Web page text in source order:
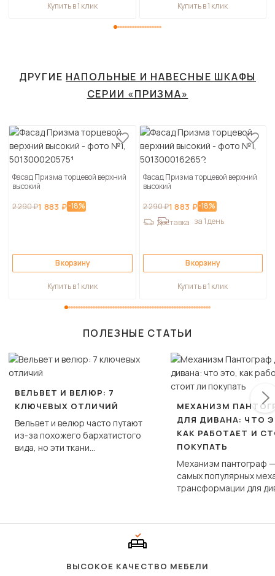
Купить в 1 клик Купить в 1 клик
ДРУГИЕ НАПОЛЬНЫЕ И НАВЕСНЫЕ ШКАФЫ
СЕРИИ «ПРИЗМА»
Фасад Призма торцевой верхний
высокий
2 290 ₽1 883 ₽-18%
В корзину
Купить в 1 клик
Фасад Призма торцевой верхний
высокий
2 290 ₽1 883 ₽-18%
Доставка за 1 день
В корзину
Купить в 1 клик
ПОЛЕЗНЫЕ СТАТЬИ
ВЕЛЬВЕТ И ВЕЛЮР: 7
КЛЮЧЕВЫХ ОТЛИЧИЙ
Вельвет и велюр часто путают
из-за похожего бархатистого
вида, но эти ткани
МЕХАНИЗМ
ДЛЯ ДИВАНА: ЧТО
КАК РАБОТАЕТ И
ПОКУПАТЬ
Механизм пантограф
самых популярных
трансформации для
сиденье не
дугообразной
ВЫСОКОЕ КАЧЕСТВО МЕБЕЛИ